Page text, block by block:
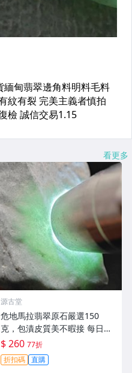
看更多
源古堂
危地馬拉翡翠原石嚴選150
克，包漬皮質美不暇接 每日拍
賣晚11點截標 真實成交 危地
馬拉、翡翠原石、包漿皮
$ 260 77折
折扣碼 直購